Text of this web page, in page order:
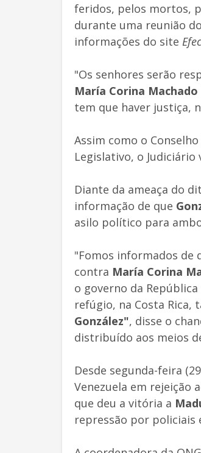
feridos, pelos mortos,
durante uma reunião
informações do site
"Os senhores serão
María Corina Machado
tem que haver justiça,
Assim como o
Legislativo, o Judiciário
Diante da ameaça do
informação de que
asilo político para
"Fomos informados de
contra María Corina
o governo da
refúgio, na Costa Rica,
González", disse o
distribuído aos meios
Desde segunda-feira
Venezuela em rejeição
que deu a vitória a
repressão por policiais